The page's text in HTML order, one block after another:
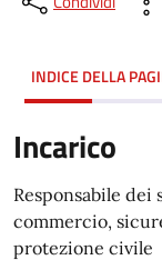
INDICE DELLA
Incarico
Responsabile
commercio,
protezione civile